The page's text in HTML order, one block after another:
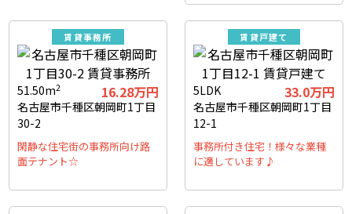
賃貸事務所
51.50m2 16.28万円
名古屋市千種区朝岡町1丁目
30-2
閑静な住宅街の事務所向け路
面テナント☆
賃貸戸建て
5LDK 33.0万円
名古屋市千種区朝岡町1丁目
12-1
事務所付き住宅！様々な業種
に適しています♪